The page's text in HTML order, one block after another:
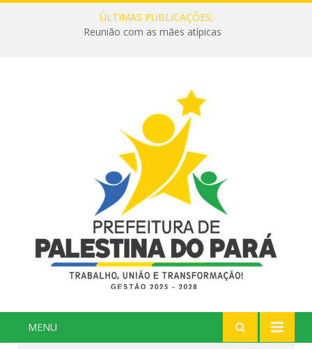
ÚLTIMAS PUBLICAÇÕES:
Reunião com as mães atípicas
MENU